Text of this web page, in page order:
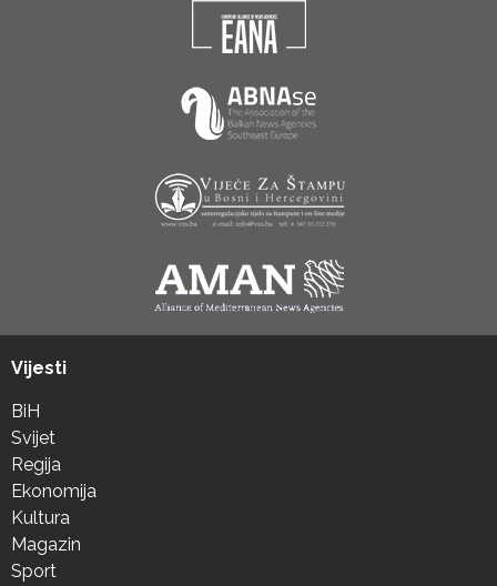
Vijesti
BiH
Svijet
Regija
Ekonomija
Kultura
Magazin
Sport